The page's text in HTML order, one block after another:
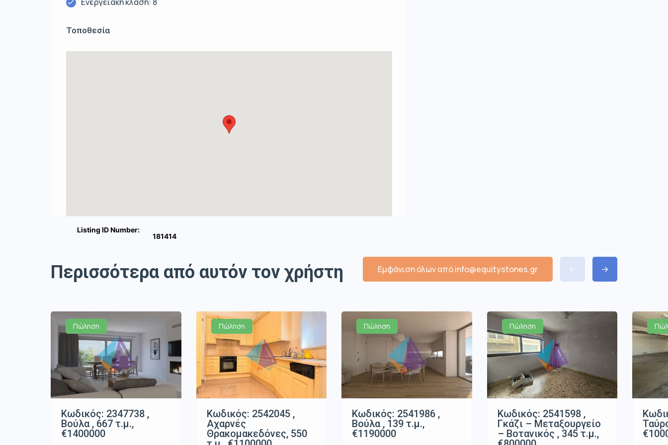
Τοποθεσία
Listing ID Number:
181414
Περισσότερα από αυτόν τον χρήστη Εμφάνιση όλων από info@equitystones.gr
Πώληση
Κωδικός: 2347738 ,
Βούλα , 667 τ.μ.,
€1400000
Πώληση
Κωδικός: 2542045 ,
Αχαρνές
Θρακομακεδόνες, 550
Πώληση
Κωδικός: 2541986 ,
Βούλα , 139 τ.μ.,
€1190000
Πώληση
Κωδικός: 2541598 ,
Γκάζι – Μεταξουργείο
– Βοτανικός , 345 τ.μ.,